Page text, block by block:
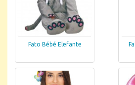
Fato Bébé Elefante